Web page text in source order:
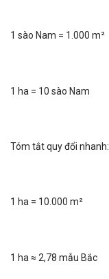
1 sào Nam = 1.000 m²
1 ha = 10 sào Nam
Tóm tắt quy đổi nhanh:
1 ha = 10.000 m²
1 ha ≈ 2,78 mẫu Bắc